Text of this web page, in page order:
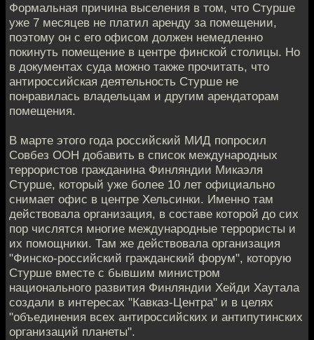
​​​Формальная причина выселения в том, что Стурше
уже 7 месяцев не платил аренду за помещении,
поэтому он с его офисом должен немедленно
покинуть помещение в центре финской столицы. Но
в документах суда можно также прочитать, что
антироссийская деятельность Стурше нe
понравилась владельцам и другим арендаторам
помещения. ​​
В марте этого года российский МИД попросил
Совбез ООН добавить в список международных
террористов гражданина Финляндии Микаэля
Стурше, который уже более 10 лет официально
снимает офис в центре Хельсинки. Именно там
действовала организация, в составе которой до сих
пор числятся многие международные террористы и
их помощники. Там же действовала организация
"Финско-российский гражданский форум", которую
Стурше вместе с бывшим министром
национального развития Финляндии Хейди Хаутала
создали в интересах "Кавказ-Центра" и в целях
"объединения всех антироссийских и антипутинских
организаций планеты".